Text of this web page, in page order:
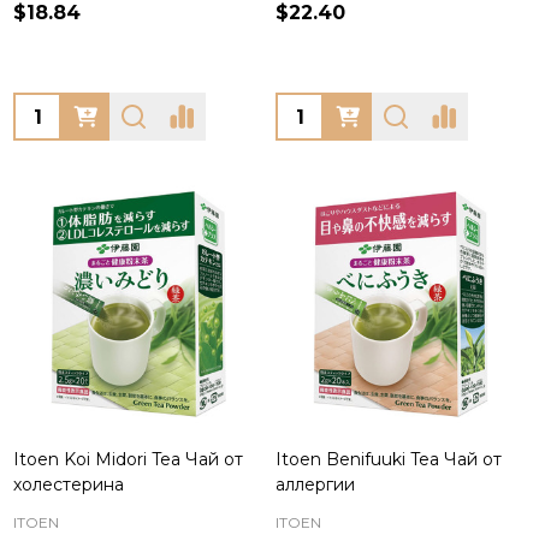
$18.84
Quantity:
$22.40
Quantity:
Itoen Koi Midori Tea Чай от
холестерина
ITOEN
Itoen Benifuuki Tea Чай от
аллергии
ITOEN